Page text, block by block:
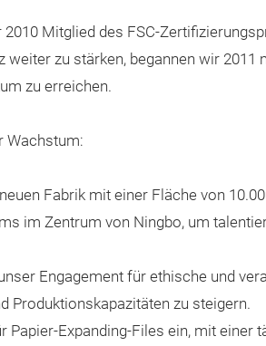
Mitglied des FSC-
zu stärken, begannen wir 2011
zu erreichen.
Wachstum:
Fabrik mit einer Fläche von
im Zentrum von Ningbo, um
Engagement für ethische und
Produktionskapazitäten zu steigern.
Expanding-Files ein, mit einer